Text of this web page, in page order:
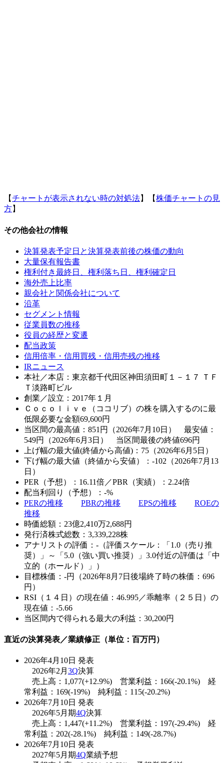
【チャートが表示されない時の対処法】【株価チャートの見
方】
その他会社の情報
決算発表予定日と決算発表前後の株価の動向
大量保有報告書
権利付き最終日、権利落ち日、権利確定日
海外売上比率
親会社と関係会社について
沿革
セグメント情報
従業員数の推移
役員の経歴と変遷
配当政策
信用倍率・信用買残・信用売残の推移
IRニュース
本社／本店：東京都千代田区神田須田町１－１７ ＴＦ
Ｔ淡路町ビル
創業／設立：2017年１月
Ｃｏｃｏｌｉｖｅ（ココリブ）の株を購入するのに最
低限必要な金額69,600円
当区間の最高値：851円（2026年7月10日） 最安値：
549円（2026年6月3日） 当区間最後の終値696円
上げ幅の最大値(終値から高値)：75（2026年6月5日）
下げ幅の最大値（終値から安値）：-102（2026年7月13
日）
PER（予想）：16.11倍／PBR（実績）：2.24倍
配当利回り（予想）：-%
PERの推移
PBRの推移 EPSの推移
ROEの
推移
時価総額：23億2,410万2,688円
発行済株式総数：3,339,228株
アナリストの評価：-（評価スケール：「1.0（売り推
奨）」～「5.0（強い買い推奨）」3.0付近の評価は「中
立的（ホールド）」）
目標株価：-円（2026年8月7日後場終了時の株価：696
円）
RSI（１４日）の現在値：46.995／乖離率（２５日）の
現在値：-5.66
当区間内で得られる最大の利益：30,200円
直近の決算発表／業績修正（単位：百万円）
2026年4月10日 発表
2026年2月 3Q決算
売上高：1,077(+12.9%) 営業利益：166(-20.1%) 経
常利益：169(-19%) 純利益：115(-20.2%)
2026年7月10日 発表
2026年5月期4Q決算
売上高：1,447(+11.2%) 営業利益：197(-29.4%) 経
常利益：202(-28.1%) 純利益：149(-28.7%)
2026年7月10日 発表
2027年5月期4Q業績予想